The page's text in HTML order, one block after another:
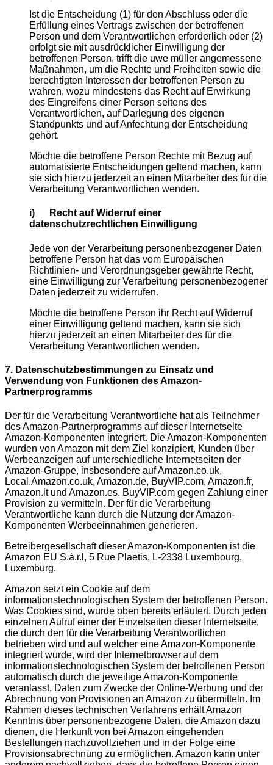
Ist die Entscheidung (1) für den Abschluss oder die
Erfüllung eines Vertrags zwischen der betroffenen
Person und dem Verantwortlichen erforderlich oder (2)
erfolgt sie mit ausdrücklicher Einwilligung der
betroffenen Person, trifft die uwe müller angemessene
Maßnahmen, um die Rechte und Freiheiten sowie die
berechtigten Interessen der betroffenen Person zu
wahren, wozu mindestens das Recht auf Erwirkung
des Eingreifens einer Person seitens des
Verantwortlichen, auf Darlegung des eigenen
Standpunkts und auf Anfechtung der Entscheidung
gehört.
Möchte die betroffene Person Rechte mit Bezug auf
automatisierte Entscheidungen geltend machen, kann
sie sich hierzu jederzeit an einen Mitarbeiter des für die
Verarbeitung Verantwortlichen wenden.
i) Recht auf Widerruf einer
datenschutzrechtlichen Einwilligung
Jede von der Verarbeitung personenbezogener Daten
betroffene Person hat das vom Europäischen
Richtlinien- und Verordnungsgeber gewährte Recht,
eine Einwilligung zur Verarbeitung personenbezogener
Daten jederzeit zu widerrufen.
Möchte die betroffene Person ihr Recht auf Widerruf
einer Einwilligung geltend machen, kann sie sich
hierzu jederzeit an einen Mitarbeiter des für die
Verarbeitung Verantwortlichen wenden.
7. Datenschutzbestimmungen zu Einsatz und
Verwendung von Funktionen des Amazon-
Partnerprogramms
Der für die Verarbeitung Verantwortliche hat als Teilnehmer
des Amazon-Partnerprogramms auf dieser Internetseite
Amazon-Komponenten integriert. Die Amazon-Komponenten
wurden von Amazon mit dem Ziel konzipiert, Kunden über
Werbeanzeigen auf unterschiedliche Internetseiten der
Amazon-Gruppe, insbesondere auf Amazon.co.uk,
Local.Amazon.co.uk, Amazon.de, BuyVIP.com, Amazon.fr,
Amazon.it und Amazon.es. BuyVIP.com gegen Zahlung einer
Provision zu vermitteln. Der für die Verarbeitung
Verantwortliche kann durch die Nutzung der Amazon-
Komponenten Werbeeinnahmen generieren.
Betreibergesellschaft dieser Amazon-Komponenten ist die
Amazon EU S.à.r.l, 5 Rue Plaetis, L-2338 Luxembourg,
Luxemburg.
Amazon setzt ein Cookie auf dem
informationstechnologischen System der betroffenen Person.
Was Cookies sind, wurde oben bereits erläutert. Durch jeden
einzelnen Aufruf einer der Einzelseiten dieser Internetseite,
die durch den für die Verarbeitung Verantwortlichen
betrieben wird und auf welcher eine Amazon-Komponente
integriert wurde, wird der Internetbrowser auf dem
informationstechnologischen System der betroffenen Person
automatisch durch die jeweilige Amazon-Komponente
veranlasst, Daten zum Zwecke der Online-Werbung und der
Abrechnung von Provisionen an Amazon zu übermitteln. Im
Rahmen dieses technischen Verfahrens erhält Amazon
Kenntnis über personenbezogene Daten, die Amazon dazu
dienen, die Herkunft von bei Amazon eingehenden
Bestellungen nachzuvollziehen und in der Folge eine
Provisionsabrechnung zu ermöglichen. Amazon kann unter